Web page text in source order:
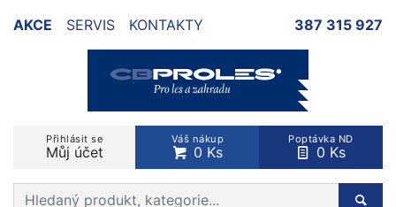
AKCE SERVIS KONTAKTY 387 315 927
Přihlásit se
Můj účet
Váš nákup
0 Ks
Poptávka ND
0 Ks
Prohledat web